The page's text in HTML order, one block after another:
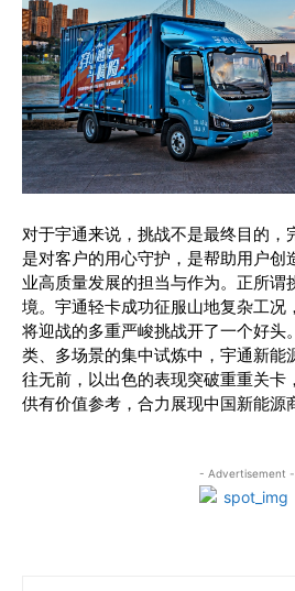
对于宇通来说，挑战不是最终目的，
是对客户的用心守护，是帮助用户创
业高质量发展的担当与作为。正所谓
境。宇通轻卡成功征服山地复杂工况
将迎战的多重严峻挑战开了一个好头
类、多场景的集中试炼中，宇通新能
往无前，以出色的表现突破重重关卡
供有价值参考，合力展现中国新能源
- Advertisement -